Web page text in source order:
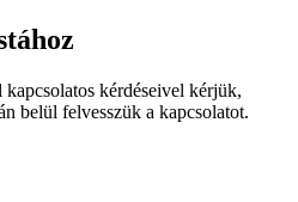
kérdéseivel kérjük,
belül felvesszük a kapcsolatot.